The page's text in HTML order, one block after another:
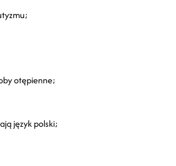
otępienne;
język polski;